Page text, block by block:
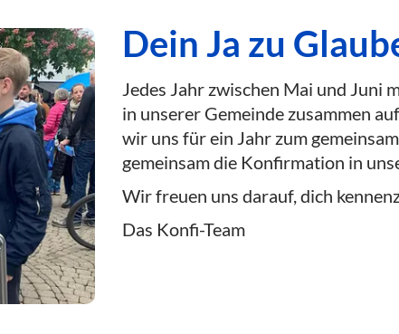
Dein Ja zu
Jedes Jahr zwischen Mai und Juni
in unserer Gemeinde zusammen
wir uns für ein Jahr zum
gemeinsam die Konfirmation in
Wir freuen uns darauf, dich
Das Konfi-Team